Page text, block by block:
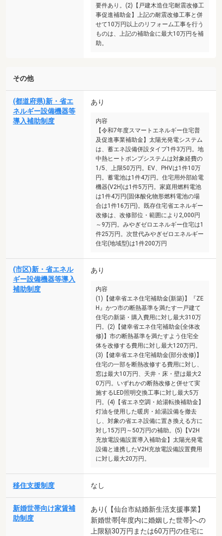
要件あり。(2)【戸建木造住宅耐震改修工
事促進補助金】上記の耐震改修工事と併
せて10万円以上のリフォーム工事を行う
ものは、上記の補助金に最大10万円を補
助。
その他
(都道府県)新・省エ
ネルギー設備機器等
導入補助制度
あり
内容
【令和7年度スマートエネルギー住宅普
及促進事業補助金】太陽光発電システム
は、蓄エネ設備併設タイプ1件3万円。地
中熱ヒートポンプシステムは対象経費の
1/5、上限50万円。EV、PHVは1件10万
円。蓄電池は1件4万円。住宅用外部給電
機器(V2H)は1件5万円。家庭用燃料電池
は1件4万円(固体酸化物形燃料電池の場
合は1件16万円)。既存住宅省エネルギー
改修は、改修部位・範囲により2,000円
～9万円。みやぎゼロエネルギー住宅は1
件25万円。次世代みやぎゼロエネルギー
住宅(地域型)は1件200万円
(市区)新・省エネル
ギー設備機器等導入
補助制度
あり
内容
(1)【健幸省エネ住宅補助金(新築)】『ZE
H』かつ市の断熱基準を満たす一戸建て
住宅の新築・購入費用に対し最大310万
円。(2)【健幸省エネ住宅補助金(全体改
修)】市の断熱基準を満たすよう住宅全
体を改修する費用に対し最大120万円。
(3)【健幸省エネ住宅補助金(部分改修)】
住宅の一部を断熱改修する費用に対し、
窓は最大10万円、天井・床・壁は最大2
0万円。いずれかの断熱改修と併せて実
施するLED照明交換工事に対し最大5万
円。(4)【省エネ空調・給湯転換補助金】
灯油を使用した暖房・給湯設備を撤去
し、対象の省エネ設備に置き換える方に
対し15万円～50万円の補助。(5)【V2H
充放電設備設置導入補助金】太陽光発電
設備と連携したV2H充放電設備設置費用
に対し最大20万円。
移住支援制度 なし
新婚世帯向け家賃補
助制度
あり(【仙台市結婚新生活支援事業】
新婚世帯[年度内に婚姻した世帯]への
上限額30万円または60万円の住宅に